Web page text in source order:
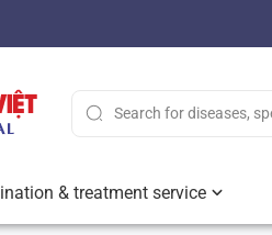
& treatment service